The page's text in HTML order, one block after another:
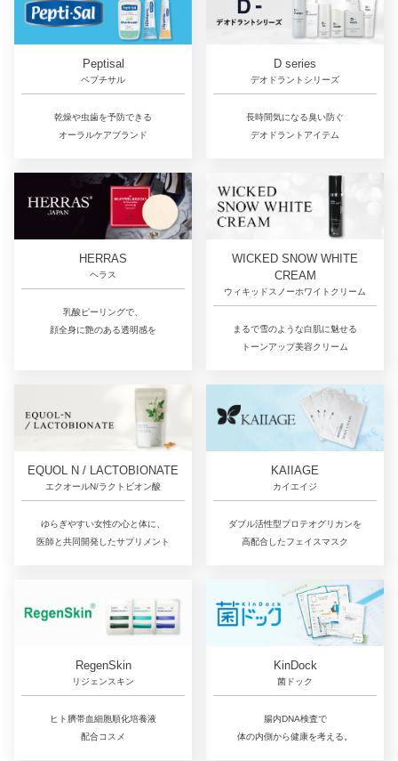
Peptisal
ペプチサル
乾燥や虫歯を予防できる
オーラルケアブランド
D series
デオドラントシリーズ
長時間気になる臭い防ぐ
デオドラントアイテム
HERRAS
ヘラス
乳酸ピーリングで、
顔全身に艶のある透明感を
WICKED SNOW WHITE
CREAM
ウィキッドスノーホワイトクリーム
まるで雪のような白肌に魅せる
トーンアップ美容クリーム
EQUOL N / LACTOBIONATE
エクオールN/ラクトビオン酸
ゆらぎやすい女性の心と体に、
医師と共同開発したサプリメント
KAIIAGE
カイエイジ
ダブル活性型プロテオグリカンを
高配合したフェイスマスク
RegenSkin
リジェンスキン
ヒト臍帯血細胞順化培養液
配合コスメ
KinDock
菌ドック
腸内DNA検査で
体の内側から健康を考える。